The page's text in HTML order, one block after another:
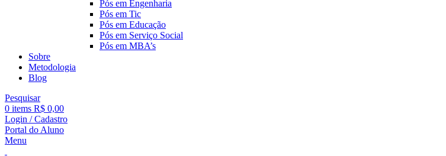
Pós em Engenharia
Pós em Tic
Pós em Educação
Pós em Serviço Social
Pós em MBA’s
Sobre
Metodologia
Blog
Pesquisar
0 items R$ 0,00
Login / Cadastro
Portal do Aluno
Menu